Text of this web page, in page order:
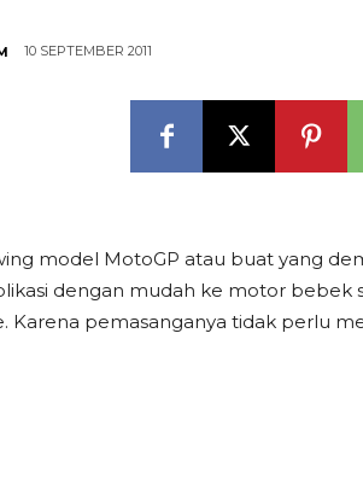
10 SEPTEMBER 2011
model MotoGP atau buat yang
dengan mudah ke motor
Karena pemasanganya tidak perlu